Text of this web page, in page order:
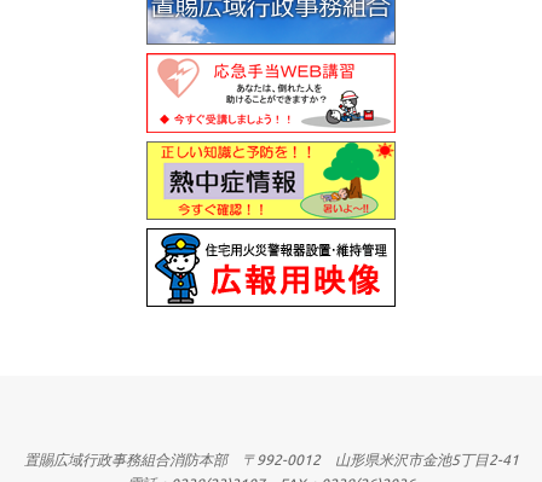
置賜広域行政事務組合消防本部 〒992-0012 山形県米沢市金池5丁目2-41